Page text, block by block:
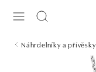
Náhrdelníky a přívěsky